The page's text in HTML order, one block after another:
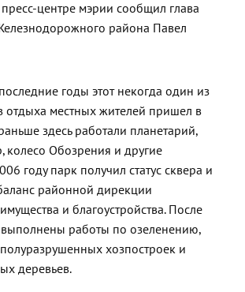
центре мэрии сообщил глава
района Павел
годы этот некогда один из
отдыха местных жителей пришел в
здесь работали планетарий,
колесо Обозрения и другие
году парк получил статус сквера и
районной дирекции
и благоустройства. После
выполнены работы по озеленению,
хозпостроек и
деревьев.